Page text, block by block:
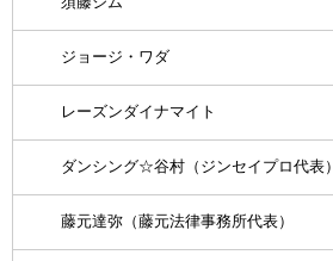
ジョージ・ワダ
レーズンダイナマイト
ダンシング☆谷村（ジンセイプロ代表）
藤元達弥（藤元法律事務所代表）